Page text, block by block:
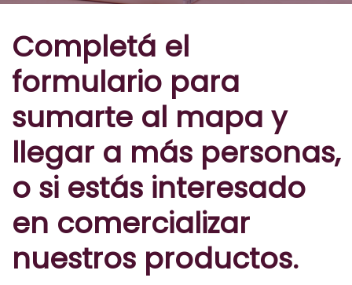
Completá el
formulario para
sumarte al mapa y
llegar a más personas,
o si estás interesado
en comercializar
nuestros productos.